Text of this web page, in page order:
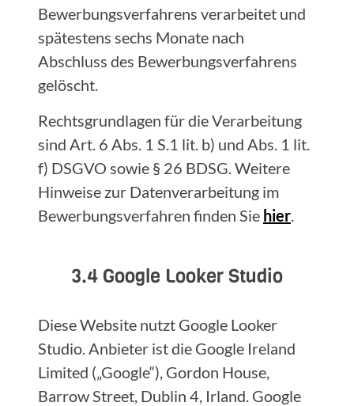
Bewerbungsverfahrens verarbeitet und
spätestens sechs Monate nach
Abschluss des Bewerbungsverfahrens
gelöscht.
Rechtsgrundlagen für die Verarbeitung
sind Art. 6 Abs. 1 S.1 lit. b) und Abs. 1 lit.
f) DSGVO sowie § 26 BDSG. Weitere
Hinweise zur Datenverarbeitung im
Bewerbungsverfahren finden Sie hier.
3.4 Google Looker Studio
Diese Website nutzt Google Looker
Studio. Anbieter ist die Google Ireland
Limited („Google“), Gordon House,
Barrow Street, Dublin 4, Irland. Google